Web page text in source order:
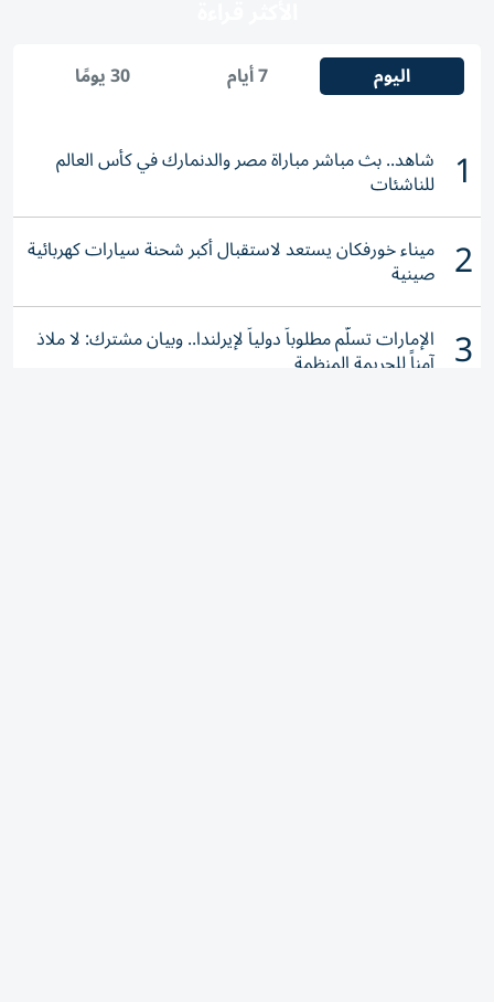
اليوم 7 أيام 30 يومًا
1 شاهد.. بث مباشر مباراة مصر والدنمارك في كأس العالم
للناشئات
2 ميناء خورفكان يستعد لاستقبال أكبر شحنة سيارات كهربائية
صينية
3 الإمارات تسلّم مطلوباً دولياً لإيرلندا.. وبيان مشترك: لا ملاذ
آمناً للجريمة المنظمة